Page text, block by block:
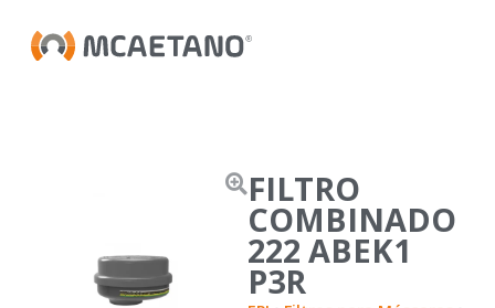
FILTRO
COMBINADO
222 ABEK1
P3R